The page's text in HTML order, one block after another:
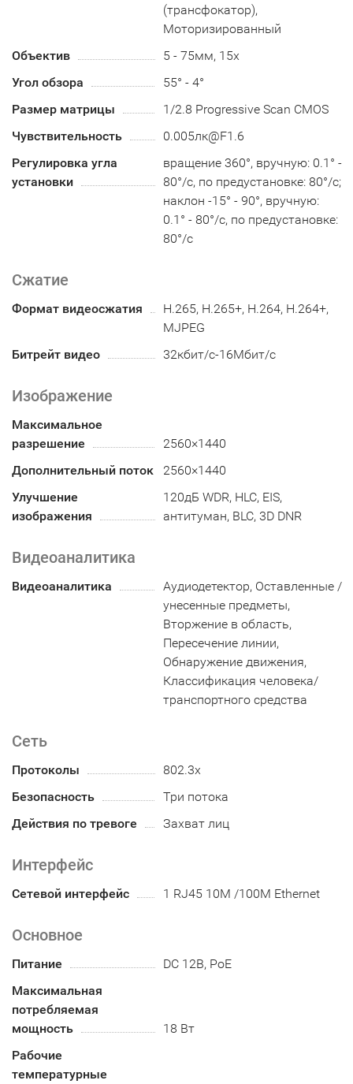
(трансфокатор),
Моторизированный
Объектив
5 - 75мм, 15x
Угол обзора
55° - 4°
Размер матрицы
1/2.8 Progressive Scan CMOS
Чувствительность
0.005лк@F1.6
Регулировка угла
установки
вращение 360°, вручную: 0.1° -
80°/с, по предустановке: 80°/с;
наклон -15° - 90°, вручную:
0.1° - 80°/с, по предустановке:
80°/с
Сжатие
Формат видеосжатия
H.265, H.265+, H.264, H.264+,
MJPEG
Битрейт видео
32кбит/с-16Мбит/с
Изображение
Максимальное
разрешение
2560×1440
Дополнительный поток
2560×1440
Улучшение
изображения
120дБ WDR, HLC, EIS,
антитуман, BLC, 3D DNR
Видеоаналитика
Видеоаналитика
Аудиодетектор, Оставленные /
унесенные предметы,
Вторжение в область,
Пересечение линии,
Обнаружение движения,
Классификация человека/
транспортного средства
Сеть
Протоколы
802.3x
Безопасность
Три потока
Действия по тревоге
Захват лиц
Интерфейс
Сетевой интерфейс 1 RJ45 10M /100M Ethernet
Основное
Питание
DC 12В, PoE
Максимальная
потребляемая
мощность
18 Вт
Рабочие
температурные